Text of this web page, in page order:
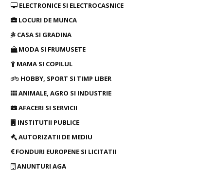
ELECTRONICE SI ELECTROCASNICE
LOCURI DE MUNCA
CASA SI GRADINA
MODA SI FRUMUSETE
MAMA SI COPILUL
HOBBY, SPORT SI TIMP LIBER
ANIMALE, AGRO SI INDUSTRIE
AFACERI SI SERVICII
INSTITUTII PUBLICE
AUTORIZATII DE MEDIU
FONDURI EUROPENE SI LICITATII
ANUNTURI AGA